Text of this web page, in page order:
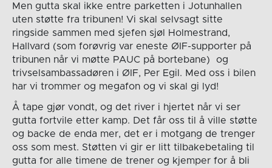
Men gutta skal ikke entre parketten i Jotunhallen
uten støtte fra tribunen! Vi skal selvsagt sitte
ringside sammen med sjefen sjøl Holmestrand,
Hallvard (som forøvrig var eneste ØIF-supporter på
tribunen når vi møtte PAUC på bortebane) og
trivselsambassadøren i ØIF, Per Egil. Med oss i bilen
har vi trommer og megafon og vi skal gi lyd!
Å tape gjør vondt, og det river i hjertet når vi ser
gutta fortvile etter kamp. Det får oss til å ville støtte
og backe de enda mer, det er i motgang de trenger
oss som mest. Støtten vi gir er litt tilbakebetaling til
gutta for alle timene de trener og kjemper for å bli